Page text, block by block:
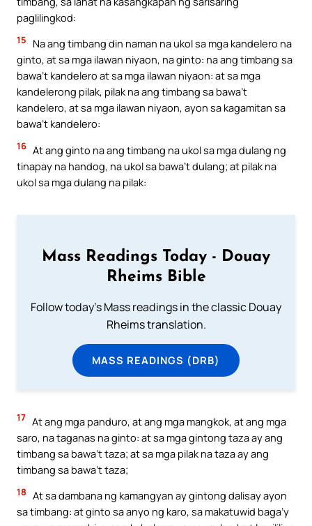
paglilingkod:
15
Na ang timbang din naman na ukol sa mga kandelero na
ginto, at sa mga ilawan niyaon, na ginto: na ang timbang sa
bawa’t kandelero at sa mga ilawan niyaon: at sa mga
kandelerong pilak, pilak na ang timbang sa bawa’t
kandelero, at sa mga ilawan niyaon, ayon sa kagamitan sa
bawa’t kandelero:
16 At ang ginto na ang timbang na ukol sa mga dulang ng
tinapay na handog, na ukol sa bawa’t dulang; at pilak na
ukol sa mga dulang na pilak:
Mass Readings Today - Douay
Rheims Bible
Follow today's Mass readings in the classic Douay
Rheims translation.
MASS READINGS (DRB)
17 At ang mga panduro, at ang mga mangkok, at ang mga
saro, na taganas na ginto: at sa mga gintong taza ay ang
timbang sa bawa’t taza; at sa mga pilak na taza ay ang
timbang sa bawa’t taza;
18 At sa dambana ng kamangyan ay gintong dalisay ayon
sa timbang: at ginto sa anyo ng karo, sa makatuwid baga’y